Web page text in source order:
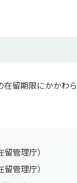
留期限にかかわ
留管理庁）
留管理庁）